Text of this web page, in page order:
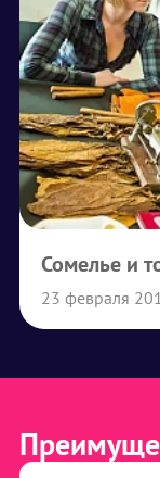
Сомелье и
23 февраля